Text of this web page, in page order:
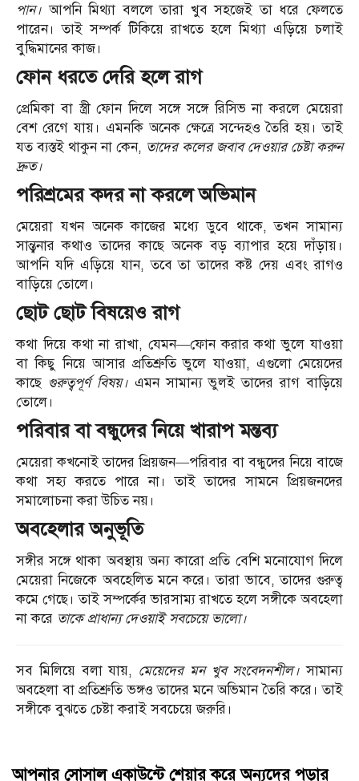
পান। আপনি মিথ্যা বললে তারা খুব সহজেই তা ধরে ফেলতে
পারেন। তাই সম্পর্ক টিকিয়ে রাখতে হলে মিথ্যা এড়িয়ে চলাই
বুদ্ধিমানের কাজ।
ফোন ধরতে দেরি হলে রাগ
প্রেমিকা বা স্ত্রী ফোন দিলে সঙ্গে সঙ্গে রিসিভ না করলে মেয়েরা
বেশ রেগে যায়। এমনকি অনেক ক্ষেত্রে সন্দেহও তৈরি হয়। তাই
যত ব্যস্তই থাকুন না কেন, তাদের কলের জবাব দেওয়ার চেষ্টা করুন
দ্রুত।
পরিশ্রমের কদর না করলে অভিমান
মেয়েরা যখন অনেক কাজের মধ্যে ডুবে থাকে, তখন সামান্য
সান্ত্বনার কথাও তাদের কাছে অনেক বড় ব্যাপার হয়ে দাঁড়ায়।
আপনি যদি এড়িয়ে যান, তবে তা তাদের কষ্ট দেয় এবং রাগও
বাড়িয়ে তোলে।
ছোট ছোট বিষয়েও রাগ
কথা দিয়ে কথা না রাখা, যেমন—ফোন করার কথা ভুলে যাওয়া
বা কিছু নিয়ে আসার প্রতিশ্রুতি ভুলে যাওয়া, এগুলো মেয়েদের
কাছে গুরুত্বপূর্ণ বিষয়।এমন সামান্য ভুলই তাদের রাগ বাড়িয়ে
তোলে।
পরিবার বা বন্ধুদের নিয়ে খারাপ মন্তব্য
মেয়েরা কখনোই তাদের প্রিয়জন—পরিবার বা বন্ধুদের নিয়ে বাজে
কথা সহ্য করতে পারে না। তাই তাদের সামনে প্রিয়জনদের
সমালোচনা করা উচিত নয়।
অবহেলার অনুভূতি
সঙ্গীর সঙ্গে থাকা অবস্থায় অন্য কারো প্রতি বেশি মনোযোগ দিলে
মেয়েরা নিজেকে অবহেলিত মনে করে। তারা ভাবে, তাদের গুরুত্ব
কমে গেছে। তাই সম্পর্কের ভারসাম্য রাখতে হলে সঙ্গীকে অবহেলা
না করে তাকে প্রাধান্য দেওয়াই সবচেয়ে ভালো।
সব মিলিয়ে বলা যায়, মেয়েদের মন খুব সংবেদনশীল। সামান্য
অবহেলা বা প্রতিশ্রুতি ভঙ্গও তাদের মনে অভিমান তৈরি করে। তাই
সঙ্গীকে বুঝতে চেষ্টা করাই সবচেয়ে জরুরি।
আপনার সোসাল একাউন্টে শেয়ার করে অন্যদের পড়ার